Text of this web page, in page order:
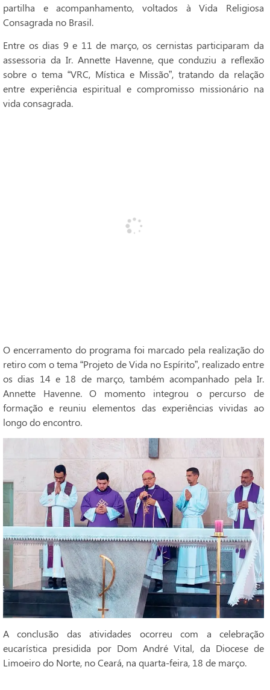
partilha e acompanhamento, voltados à Vida Religiosa
Consagrada no Brasil.
Entre os dias 9 e 11 de março, os cernistas participaram da
assessoria da Ir. Annette Havenne, que conduziu a reflexão
sobre o tema “VRC, Mística e Missão”, tratando da relação
entre experiência espiritual e compromisso missionário na
vida consagrada.
O encerramento do programa foi marcado pela realização do
retiro com o tema “Projeto de Vida no Espírito”, realizado entre
os dias 14 e 18 de março, também acompanhado pela Ir.
Annette Havenne. O momento integrou o percurso de
formação e reuniu elementos das experiências vividas ao
longo do encontro.
A conclusão das atividades ocorreu com a celebração
eucarística presidida por Dom André Vital, da Diocese de
Limoeiro do Norte, no Ceará, na quarta-feira, 18 de março.